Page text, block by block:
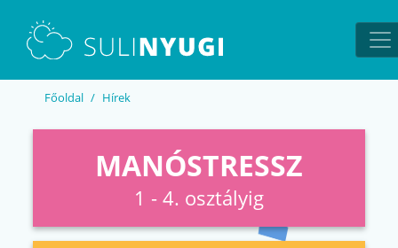
Főoldal Hírek
MANÓSTRESSZ
1 - 4. osztályig